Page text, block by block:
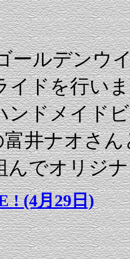
ールデンウ
イドを行い
ンドメイド
富井ナオさ
んでオリジ
! (4月29日)